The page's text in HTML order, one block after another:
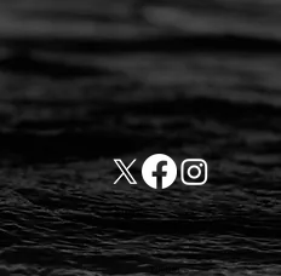
​会社概要
​利用規約